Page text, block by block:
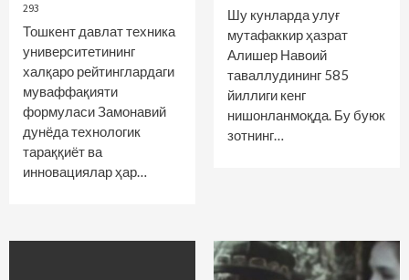
293
Тошкент давлат техника
университетининг
халқаро рейтинглардаги
муваффақияти
формуласи Замонавий
дунёда технологик
тараққиёт ва
инновациялар ҳар…
Шу кунларда улуғ
мутафаккир ҳазрат
Алишер Навоий
таваллудининг 585
йиллиги кенг
нишонланмоқда. Бу буюк
зотнинг…